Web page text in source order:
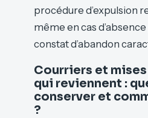
procédure d’expulsion
même en cas
constat d’abandon
Courriers et
qui reviennent :
conserver et
?